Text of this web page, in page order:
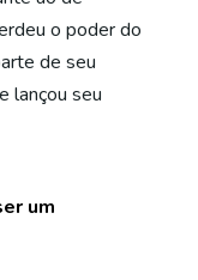
o poder do
de seu
lançou seu
um